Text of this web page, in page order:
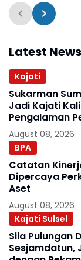
Latest News
Kajati
Sukarman
Jadi Kajati
Pengalaman
Kepemimpinan
August 08, 2026
BPA
Catatan
Dipercaya
Aset
August 08, 2026
Kajati Sulsel
Sila Pulungan
Sesjamdatun,